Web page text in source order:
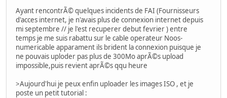
Ayant rencontrÃ© quelques incidents de FAI (Fournisseurs
d'acces internet, je n'avais plus de connexion internet depuis
mi septembre // je l'est recuperer debut fevrier ) entre
temps je me suis rabattu sur le cable operateur Noos-
numericable apparament ils brident la connexion puisque je
ne pouvais uploder pas plus de 300Mo aprÃ©s upload
impossible,puis revient aprÃ©s qqu heure
>Aujourd'hui je peux enfin uploader les images ISO , et je
poste un petit tutorial :